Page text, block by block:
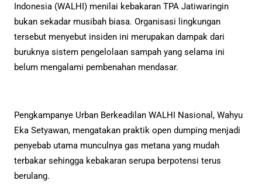
Indonesia (WALHI) menilai kebakaran TPA Jatiwaringin
bukan sekadar musibah biasa. Organisasi lingkungan
tersebut menyebut insiden ini merupakan dampak dari
buruknya sistem pengelolaan sampah yang selama ini
belum mengalami pembenahan mendasar.
Pengkampanye Urban Berkeadilan WALHI Nasional, Wahyu
Eka Setyawan, mengatakan praktik open dumping menjadi
penyebab utama munculnya gas metana yang mudah
terbakar sehingga kebakaran serupa berpotensi terus
berulang.